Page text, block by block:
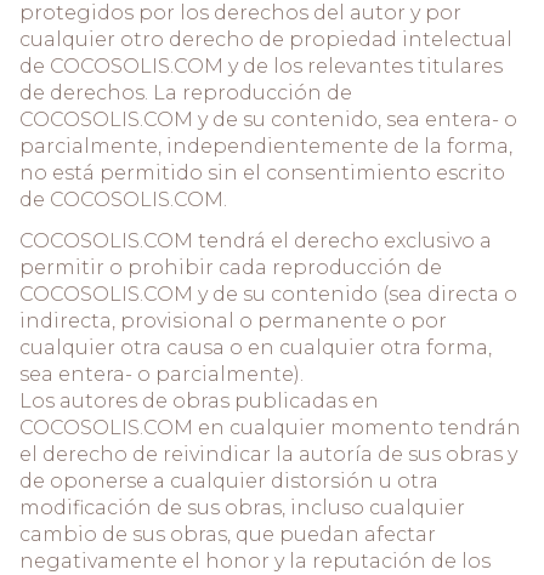
protegidos por los derechos del autor y por
cualquier otro derecho de propiedad intelectual
de COCOSOLIS.COM y de los relevantes titulares
de derechos. La reproducción de
COCOSOLIS.COM y de su contenido, sea entera- o
parcialmente, independientemente de la forma,
no está permitido sin el consentimiento escrito
de COCOSOLIS.COM.
COCOSOLIS.COM tendrá el derecho exclusivo a
permitir o prohibir cada reproducción de
COCOSOLIS.COM y de su contenido (sea directa o
indirecta, provisional o permanente o por
cualquier otra causa o en cualquier otra forma,
sea entera- o parcialmente).
Los autores de obras publicadas en
COCOSOLIS.COM en cualquier momento tendrán
el derecho de reivindicar la autoría de sus obras y
de oponerse a cualquier distorsión u otra
modificación de sus obras, incluso cualquier
cambio de sus obras, que puedan afectar
negativamente el honor y la reputación de los